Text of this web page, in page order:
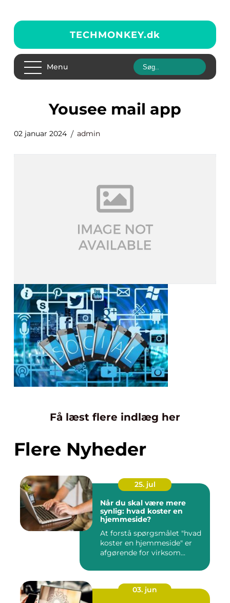
TECHMONKEY.dk
Menu
yousee mail app
02 januar 2024 admin
Få læst flere indlæg her
Flere Nyheder
25. jul
Når du skal være mere
synlig: hvad koster en
hjemmeside?
At forstå spørgsmålet "hvad
koster en hjemmeside" er
afgørende for virksom...
03. jun